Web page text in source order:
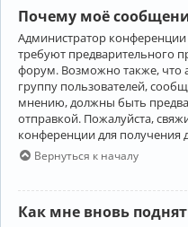
Почему моё
Администратор
требуют предварительного
форум. Возможно также, что
группу пользователей,
мнению, должны быть
отправкой. Пожалуйста,
конференции для
Вернуться к началу
Как мне вновь